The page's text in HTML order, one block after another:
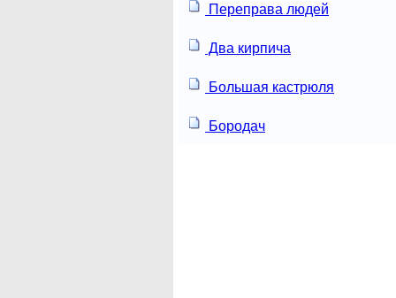
Переправа людей
Два кирпича
Большая кастрюля
Бородач